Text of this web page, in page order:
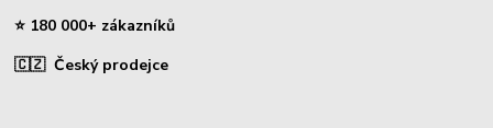
⭐ 180 000+ zákazníků
🇨🇿 Český prodejce